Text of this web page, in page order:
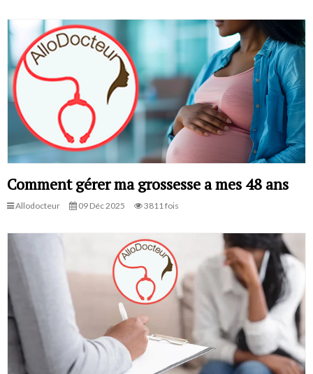
Comment gérer ma grossesse a mes 48 ans
Allodocteur 09 Déc 2025 3811 fois